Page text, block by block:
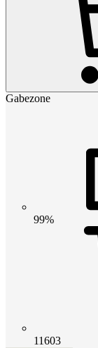
Gabezone
99%
11603